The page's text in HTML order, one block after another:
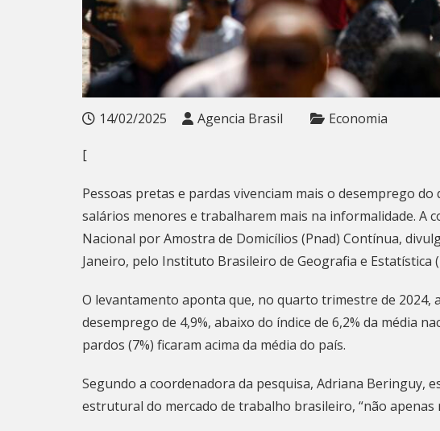
14/02/2025 Agencia Brasil Economia
[
Pessoas pretas e pardas vivenciam mais o desemprego
salários menores e trabalharem mais na informalidade. A
Nacional por Amostra de Domicílios (Pnad) Contínua,
Janeiro, pelo Instituto Brasileiro de Geografia e Estatística
O levantamento aponta que, no quarto trimestre de 2024,
desemprego de 4,9%, abaixo do índice de 6,2% da média
pardos (7%) ficaram acima da média do país.
Segundo a coordenadora da pesquisa, Adriana Beringuy,
estrutural do mercado de trabalho brasileiro, “não apenas